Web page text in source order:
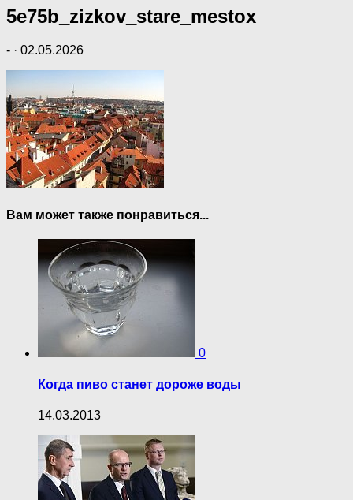
5e75b_zizkov_stare_mestox
- · 02.05.2026
Вам может также понравиться...
0
Когда пиво станет дороже воды
14.03.2013